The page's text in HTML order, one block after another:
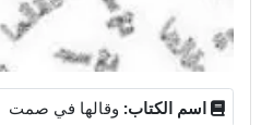
اسم الكتاب: وقالها في صمت